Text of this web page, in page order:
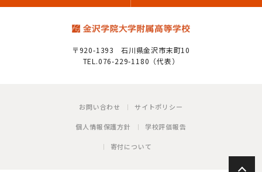
〒920-1393
石川県金沢市末町10
TEL.076-229-1180（代表）
お問い合わせ サイトポリシー
個人情報保護方針 学校評価報告
寄付について